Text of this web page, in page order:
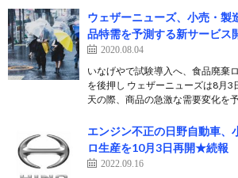
ウェザーニューズ、小売・製
品特需を予測する新サービス
2020.08.04
いなげやで試験導入へ、食品廃棄
を後押し ウェザーニューズは8月
天の際、商品の急激な需要変化を
エンジン不正の日野自動車、
ロ生産を10月3日再開★続報
2022.09.16